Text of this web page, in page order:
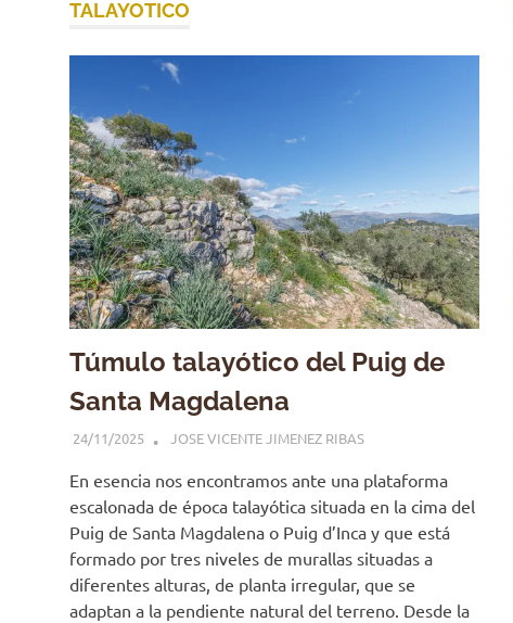
TALAYOTICO
Túmulo talayótico del Puig de
Santa Magdalena
24/11/2025 JOSE VICENTE JIMENEZ RIBAS
En esencia nos encontramos ante una plataforma
escalonada de época talayótica situada en la cima del
Puig de Santa Magdalena o Puig d’Inca y que está
formado por tres niveles de murallas situadas a
diferentes alturas, de planta irregular, que se
adaptan a la pendiente natural del terreno. Desde la